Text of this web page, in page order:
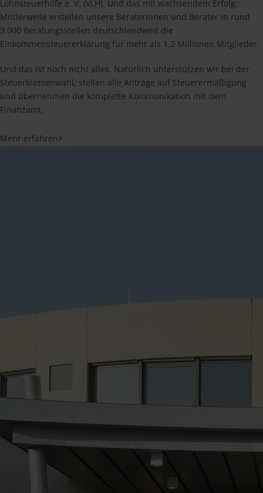
Lohnsteuerhilfe e. V. (VLH). Und das mit wachsendem Erfolg:
Mittlerweile erstellen unsere Beraterinnen und Berater in rund
3.000 Beratungsstellen deutschlandweit die
Einkommensteuererklärung für mehr als 1,2 Millionen Mitglieder.
Und das ist noch nicht alles. Natürlich unterstützen wir bei der
Steuerklassenwahl, stellen alle Anträge auf Steuerermäßigung
und übernehmen die komplette Kommunikation mit dem
Finanzamt.
Mehr erfahren